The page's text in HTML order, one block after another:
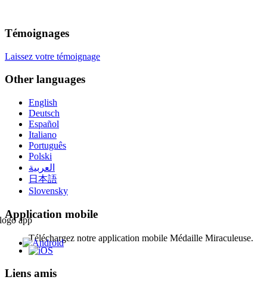
Témoignages
Laissez votre témoignage
Other languages
English
Deutsch
Español
Italiano
Português
Polski
العربية
日本語
Slovensky
Application mobile
Téléchargez notre application mobile Médaille Miraculeuse.
Liens amis